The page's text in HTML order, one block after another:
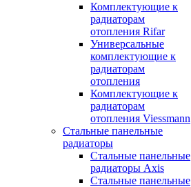
Комплектующие к
радиаторам
отопления Rifar
Универсальные
комплектующие к
радиаторам
отопления
Комплектующие к
радиаторам
отопления Viessmann
Стальные панельные
радиаторы
Стальные панельные
радиаторы Axis
Стальные панельные